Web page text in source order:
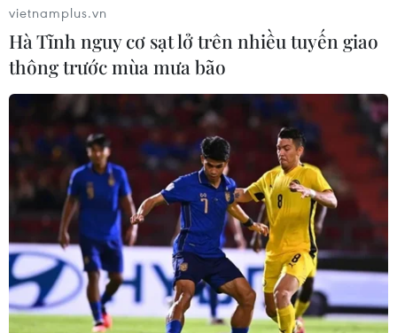
vietnamplus.vn
Hà Tĩnh nguy cơ sạt lở trên nhiều tuyến giao
thông trước mùa mưa bão